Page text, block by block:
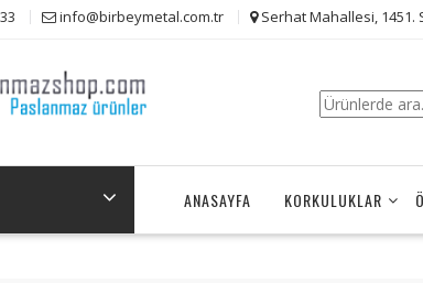
info@birbeymetal.com.tr Serhat Mahallesi, 1451.
Ara:
ANASAYFA KORKULUKLAR